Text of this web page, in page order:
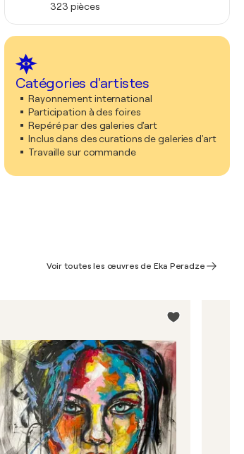
323 pièces
Catégories d'artistes
Rayonnement international
Participation à des foires
Repéré par des galeries d'art
Inclus dans des curations de galeries d'art
Travaille sur commande
Voir toutes les œuvres de Eka Peradze